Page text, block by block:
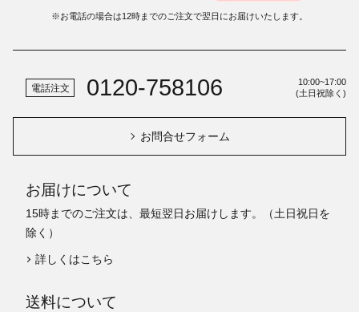
※お電話の場合は12時までのご注文で翌日にお届けいたします。
電話注文 0120-758106
10:00~17:00
(土日祝除く)
お問合せフォーム
お届けについて
15時までのご注文は、最短翌日お届けします。（土日祝日を
除く）
詳しくはこちら
送料について